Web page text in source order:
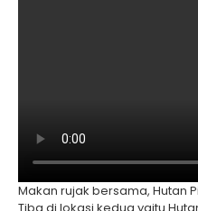
Makan rujak bersama, Hutan